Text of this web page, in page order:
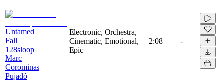
Untamed
Fall
128sloop
Marc
Corominas
Pujadó
Electronic, Orchestra,
Cinematic, Emotional,
Epic
2:08 -